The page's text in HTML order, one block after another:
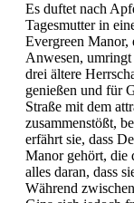
Es duftet nach
Tagesmutter in
Evergreen Manor,
Anwesen,
drei ältere
genießen und für
Straße mit dem
zusammenstößt,
erfährt sie, dass
Manor gehört, die
alles daran, dass
Während